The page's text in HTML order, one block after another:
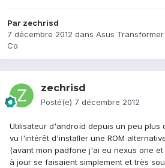
Par zechrisd
7 décembre 2012 dans Asus
Co
zechrisd
Posté(e) 7 décembre 2012
Utilisateur d'androïd depuis un peu plus
vu l'intérêt d'installer une ROM
(avant mon padfone j'ai eu nexus one
à jour se faisaient simplement et très